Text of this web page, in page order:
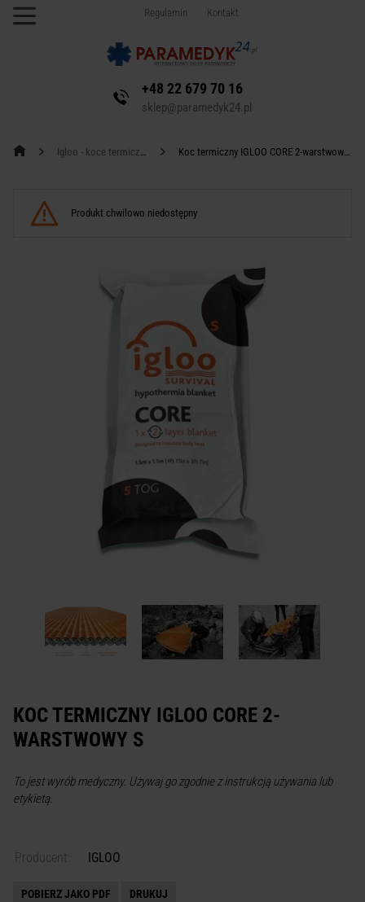
Regulamin Kontakt
+48 22 679 70 16
sklep@paramedyk24.pl
Igloo - koce termiczne Koc termiczny IGLOO CORE 2-warstwowy S
Produkt chwilowo niedostępny
KOC TERMICZNY IGLOO CORE 2-
WARSTWOWY S
To jest wyrób medyczny. Używaj go zgodnie z instrukcją używania lub
etykietą.
Producent: IGLOO
POBIERZ JAKO PDF DRUKUJ